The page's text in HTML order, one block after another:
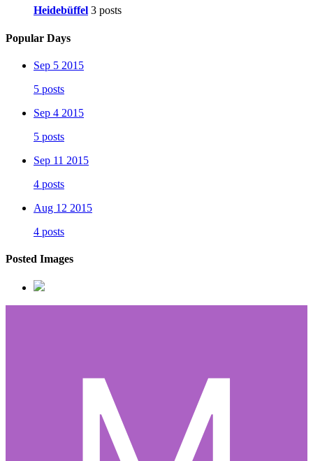
Heidebüffel 3 posts
Popular Days
Sep 5 2015
5 posts
Sep 4 2015
5 posts
Sep 11 2015
4 posts
Aug 12 2015
4 posts
Posted Images